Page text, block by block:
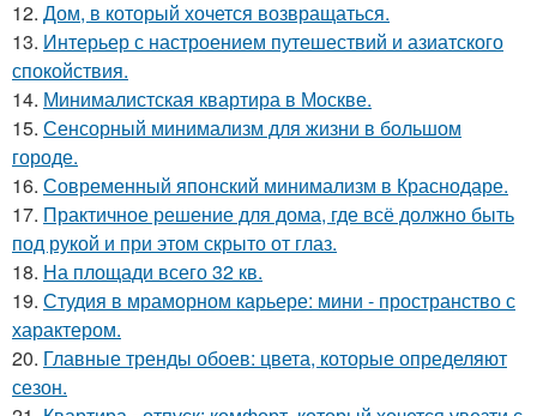
12. Дом, в который хочется возвращаться.
13. Интерьер с настроением путешествий и азиатского
спокойствия.
14. Минималистская квартира в Москве.
15. Сенсорный минимализм для жизни в большом
городе.
16. Современный японский минимализм в Краснодаре.
17. Практичное решение для дома, где всё должно быть
под рукой и при этом скрыто от глаз.
18. На площади всего 32 кв.
19. Студия в мраморном карьере: мини - пространство с
характером.
20. Главные тренды обоев: цвета, которые определяют
сезон.